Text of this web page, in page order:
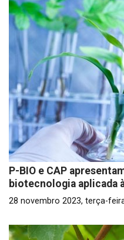
P-BIO e CAP
biotecnologia aplicada
28 novembro 2023, terça-